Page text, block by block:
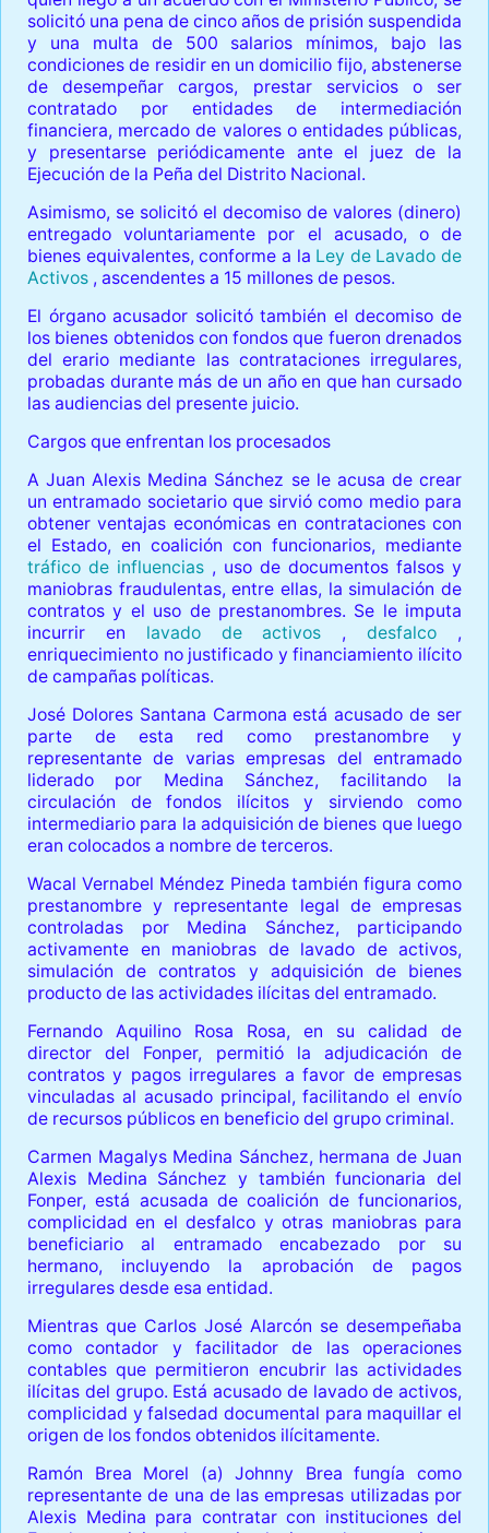
solicitó una pena de cinco años de prisión suspendida
y una multa de 500 salarios mínimos, bajo las
condiciones de residir en un domicilio fijo, abstenerse
de desempeñar cargos, prestar servicios o ser
contratado por entidades de intermediación
financiera, mercado de valores o entidades públicas,
y presentarse periódicamente ante el juez de la
Ejecución de la Peña del Distrito Nacional.
Asimismo, se solicitó el decomiso de valores (dinero)
entregado voluntariamente por el acusado, o de
bienes equivalentes, conforme a la Ley de Lavado de
Activos , ascendentes a 15 millones de pesos.
El órgano acusador solicitó también el decomiso de
los bienes obtenidos con fondos que fueron drenados
del erario mediante las contrataciones irregulares,
probadas durante más de un año en que han cursado
las audiencias del presente juicio.
Cargos que enfrentan los procesados
A Juan Alexis Medina Sánchez se le acusa de crear
un entramado societario que sirvió como medio para
obtener ventajas económicas en contrataciones con
el Estado, en coalición con funcionarios, mediante
tráfico de influencias , uso de documentos falsos y
maniobras fraudulentas, entre ellas, la simulación de
contratos y el uso de prestanombres. Se le imputa
incurrir en lavado de activos ,desfalco ,
enriquecimiento no justificado y financiamiento ilícito
de campañas políticas.
José Dolores Santana Carmona está acusado de ser
parte de esta red como prestanombre y
representante de varias empresas del entramado
liderado por Medina Sánchez, facilitando la
circulación de fondos ilícitos y sirviendo como
intermediario para la adquisición de bienes que luego
eran colocados a nombre de terceros.
Wacal Vernabel Méndez Pineda también figura como
prestanombre y representante legal de empresas
controladas por Medina Sánchez, participando
activamente en maniobras de lavado de activos,
simulación de contratos y adquisición de bienes
producto de las actividades ilícitas del entramado.
Fernando Aquilino Rosa Rosa, en su calidad de
director del Fonper, permitió la adjudicación de
contratos y pagos irregulares a favor de empresas
vinculadas al acusado principal, facilitando el envío
de recursos públicos en beneficio del grupo criminal.
Carmen Magalys Medina Sánchez, hermana de Juan
Alexis Medina Sánchez y también funcionaria del
Fonper, está acusada de coalición de funcionarios,
complicidad en el desfalco y otras maniobras para
beneficiario al entramado encabezado por su
hermano, incluyendo la aprobación de pagos
irregulares desde esa entidad.
Mientras que Carlos José Alarcón se desempeñaba
como contador y facilitador de las operaciones
contables que permitieron encubrir las actividades
ilícitas del grupo. Está acusado de lavado de activos,
complicidad y falsedad documental para maquillar el
origen de los fondos obtenidos ilícitamente.
Ramón Brea Morel (a) Johnny Brea fungía como
representante de una de las empresas utilizadas por
Alexis Medina para contratar con instituciones del